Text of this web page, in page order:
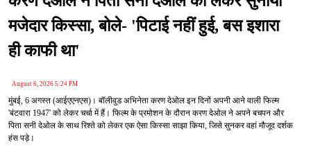
मजेदार किस्सा, बोले- 'पिटाई नहीं हुई, बस इशारा
ही काफी था'
August 6, 2026 5:24 PM
मुंबई, 6 अगस्त (आईएएनएस)। बॉलीवुड अभिनेता करण देओल इन दिनों अपनी आने वाली फिल्म
'बंटवारा 1947' को लेकर चर्चा में हैं। फिल्म के प्रमोशन के दौरान करण देओल ने अपने बचपन और
पिता सनी देओल के साथ रिश्ते को लेकर एक ऐसा किस्सा साझा किया, जिसे सुनकर वहां मौजूद दर्शक
हंस पड़े।